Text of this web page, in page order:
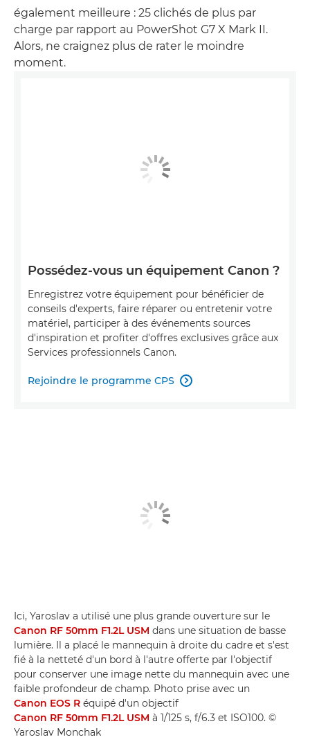
également meilleure : 25 clichés de plus par
charge par rapport au PowerShot G7 X Mark II.
Alors, ne craignez plus de rater le moindre
moment.
Possédez-vous un équipement Canon ?
Enregistrez votre équipement pour bénéficier de
conseils d'experts, faire réparer ou entretenir votre
matériel, participer à des événements sources
d'inspiration et profiter d'offres exclusives grâce aux
Services professionnels Canon.
Rejoindre le programme CPS 
Ici, Yaroslav a utilisé une plus grande ouverture sur le
Canon RF 50mm F1.2L USM dans une situation de basse
lumière. Il a placé le mannequin à droite du cadre et s'est
fié à la netteté d'un bord à l'autre offerte par l'objectif
pour conserver une image nette du mannequin avec une
faible profondeur de champ. Photo prise avec un
Canon EOS R équipé d'un objectif
Canon RF 50mm F1.2L USM à 1/125 s, f/6.3 et ISO100. ©
Yaroslav Monchak